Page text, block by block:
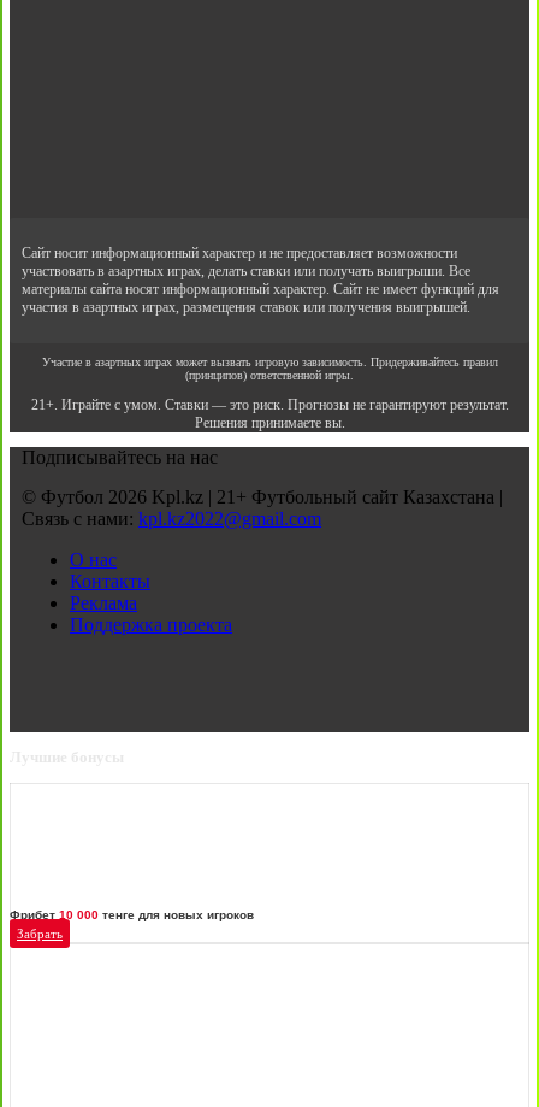
Сайт носит информационный характер и не предоставляет возможности
участвовать в азартных играх, делать ставки или получать выигрыши. Все
материалы сайта носят информационный характер. Сайт не имеет функций для
участия в азартных играх, размещения ставок или получения выигрышей.
Участие в азартных играх может вызвать игровую зависимость. Придерживайтесь правил
(принципов) ответственной игры.
21+. Играйте с умом. Ставки — это риск. Прогнозы не гарантируют результат.
Решения принимаете вы.
Подписывайтесь на нас
© Футбол 2026 Kpl.kz | 21+ Футбольный сайт Казахстана |
Связь с нами: kpl.kz2022@gmail.com
О нас
Контакты
Реклама
Поддержка проекта
Лучшие бонусы
Фрибет 10 000 тенге для новых игроков
Забрать